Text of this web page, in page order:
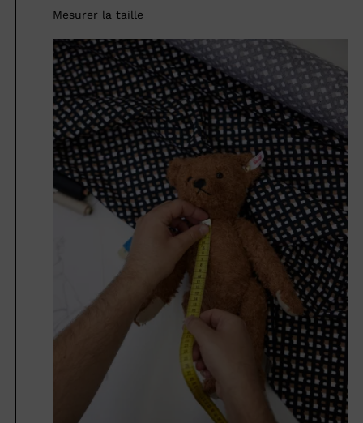
Mesurer la taille